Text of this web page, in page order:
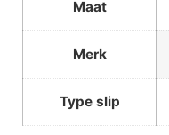
Maat
Merk
Type slip